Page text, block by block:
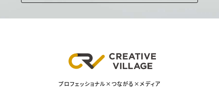
プロフェッショナル×つながる×メディア